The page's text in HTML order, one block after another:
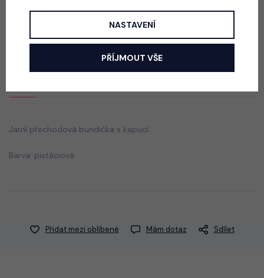
Jarní přechodová bundička s kapucí.
Barva: pistáciová
Přidat mezi oblíbené Mám dotaz Sdílet
NASTAVENÍ
PŘÍJMOUT VŠE